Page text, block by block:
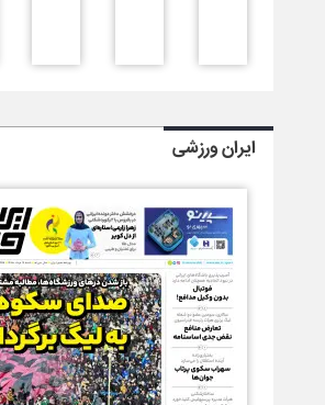
ایران ورزشی